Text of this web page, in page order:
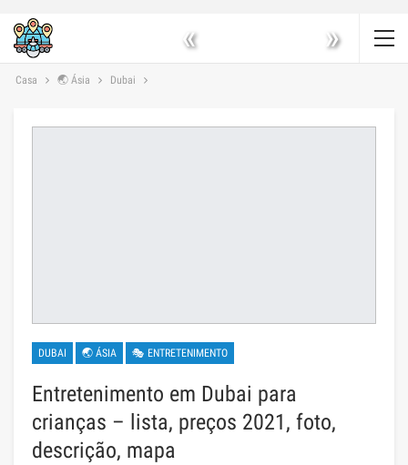
« »
Casa 🌏 Ásia Dubai
DUBAI 🌏 ÁSIA 🎭 ENTRETENIMENTO
Entretenimento em Dubai para
crianças – lista, preços 2021, foto,
descrição, mapa